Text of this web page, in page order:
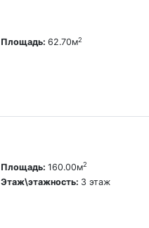
Площадь: 62.70м2
Площадь: 160.00м2
Этаж\этажность: 3 этаж